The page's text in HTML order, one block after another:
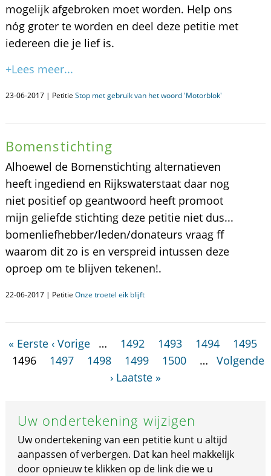
mogelijk afgebroken moet worden. Help ons
nóg groter te worden en deel deze petitie met
iedereen die je lief is.
+Lees meer...
23-06-2017 | Petitie Stop met gebruik van het woord 'Motorblok'
Bomenstichting
Alhoewel de Bomenstichting alternatieven
heeft ingediend en Rijkswaterstaat daar nog
niet positief op geantwoord heeft promoot
mijn geliefde stichting deze petitie niet dus...
bomenliefhebber/leden/donateurs vraag ff
waarom dit zo is en verspreid intussen deze
oproep om te blijven tekenen!.
22-06-2017 | Petitie Onze troetel eik blijft
« Eerste ‹ Vorige … 1492 1493 1494
1495
1496
1497 1498 1499 1500 …
Volgende
› Laatste »
Uw ondertekening wijzigen
Uw ondertekening van een petitie kunt u altijd
aanpassen of verbergen. Dat kan heel makkelijk
door opnieuw te klikken op de link die we u